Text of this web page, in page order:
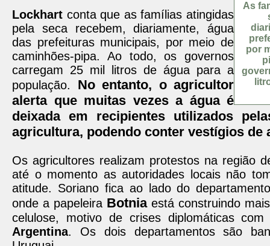
As
por
Lockhart conta que as famílias atingidas
pela seca recebem, diariamente, água
das prefeituras municipais, por meio de
caminhões-pipa. Ao todo, os governos
carregam 25 mil litros de água para a
população. No entanto, o agricultor
alerta que muitas vezes a água é
deixada em recipientes utilizados
agricultura, podendo conter vestígios de
Os agricultores realizam protestos na região
até o momento as autoridades locais não
atitude. Soriano fica ao lado do
onde a papeleira Botniaestá construindo
celulose, motivo de crises diplomáticas
Argentina. Os dois departamentos são